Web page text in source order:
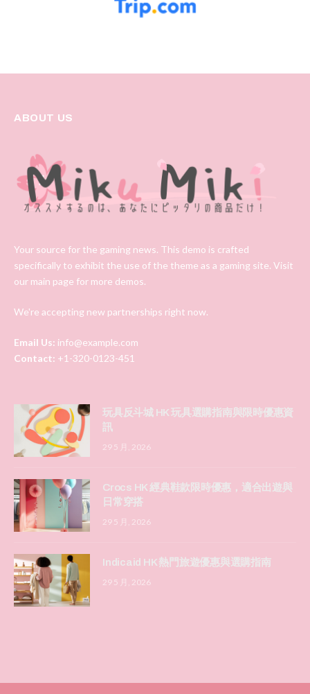
ABOUT US
Your source for the gaming news. This demo is crafted
specifically to exhibit the use of the theme as a gaming site. Visit
our main page for more demos.
We're accepting new partnerships right now.
Email Us: info@example.com
Contact: +1-320-0123-451
玩具反斗城 HK 玩具選購指南與限時優惠資
訊
29 5 月, 2026
Crocs HK 經典鞋款限時優惠，適合出遊與
日常穿搭
29 5 月, 2026
Indicaid HK 熱門旅遊優惠與選購指南
29 5 月, 2026